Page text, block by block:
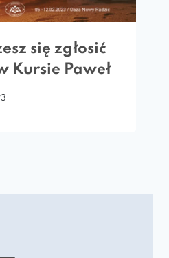
się zgłosić
Kursie Paweł